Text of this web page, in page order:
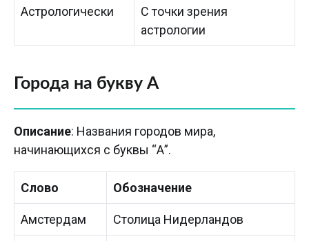
Астрологически
С точки зрения
астрологии
Города на букву А
Описание: Названия городов мира,
начинающихся с буквы “А”.
Слово Обозначение
Амстердам Столица Нидерландов